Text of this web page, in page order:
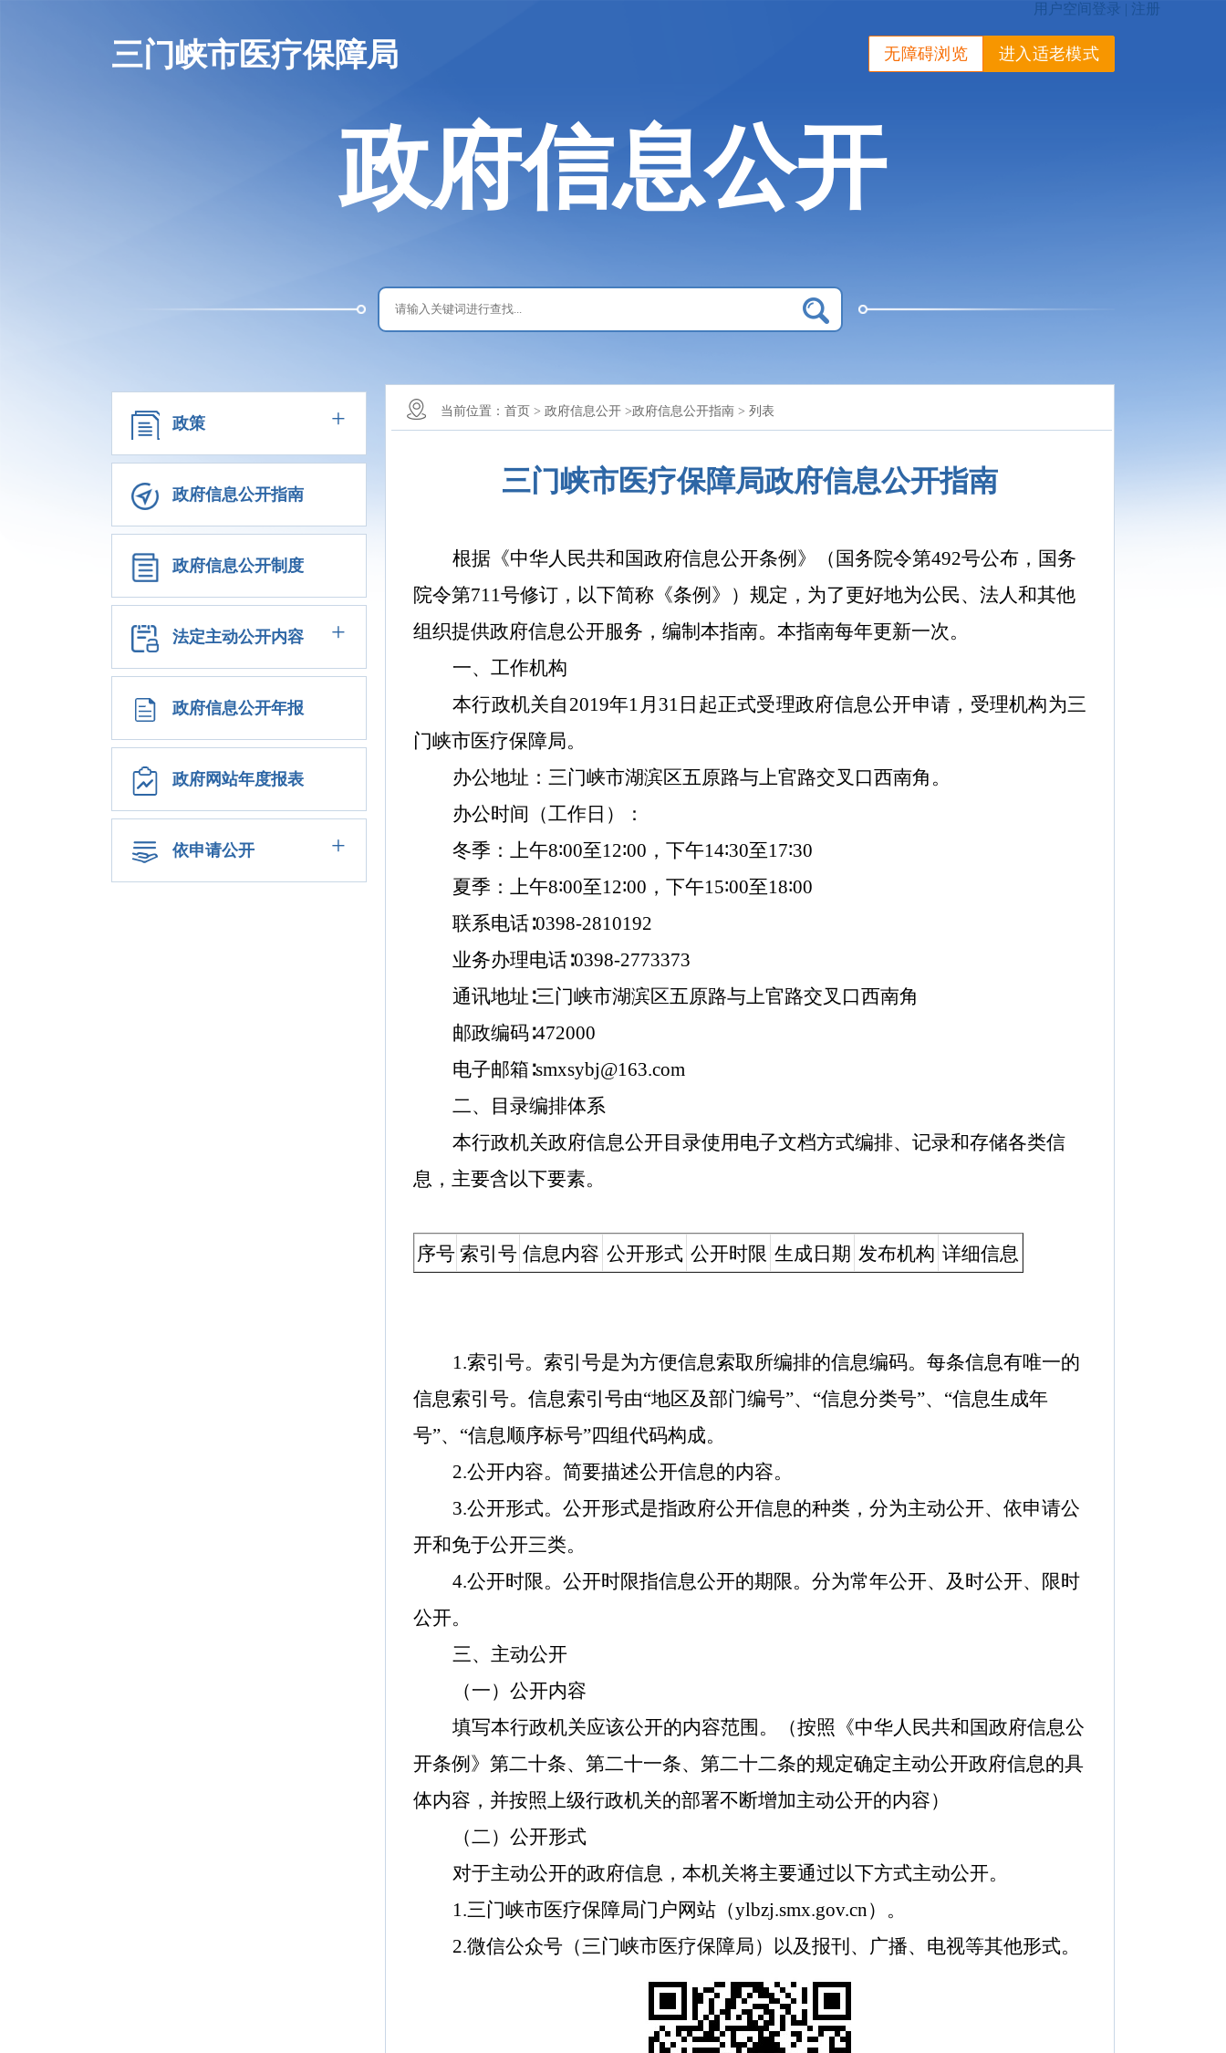
三门峡市医疗保障局 无障碍浏览 进入适老模式
政府信息公开
政策 +
政府信息公开指南
政府信息公开制度
法定主动公开内容 +
政府信息公开年报
政府网站年度报表
依申请公开 +
当前位置： 首页 > 政府信息公开 >政府信息公开指南 > 列表
三门峡市医疗保障局政府信息公开指南
根据《中华人民共和国政府信息公开条例》（国务院令第492号公布，国务
院令第711号修订，以下简称《条例》）规定，为了更好地为公民、法人和其他
组织提供政府信息公开服务，编制本指南。本指南每年更新一次。
一、工作机构
本行政机关自 2019年1 月 31 日起正式受理政府信息公开申请，受理机构为三
门峡市医疗保障局。
办公地址：三门峡市湖滨区五原路与上官路交叉口西南角。
办公时间（工作日）：
冬季：上午8∶00至12∶00 ，下午14∶30至17∶30
夏季：上午8∶00至12∶00 ，下午15∶00至18∶00
联系电话∶0398-2810192
业务办理电话∶0398-2773373
通讯地址 ∶三门峡市湖滨区五原路与上官路交叉口西南角
邮政编码 ∶472000
电子邮箱 ∶smxsybj@163.com
二、目录编排体系
本行政机关政府信息公开目录使用电子文档方式编排、记录和存储各类信
息，主要含以下要素。
序号 索引号 信息内容 公开形式 公开时限 生成日期 发布机构 详细信息
1.索引号。索引号是为方便信息索取所编排的信息编码。每条信息有唯一的
信息索引号。信息索引号由“地区及部门编号”、“信息分类号”、“信息生成年
号”、“信息顺序标号”四组代码构成。
2.公开内容。简要描述公开信息的内容。
3.公开形式。公开形式是指政府公开信息的种类，分为主动公开、依申请公
开和免于公开三类。
4.公开时限。公开时限指信息公开的期限。分为常年公开、及时公开、限时
公开。
三、主动公开
（一）公开内容
填写本行政机关应该公开的内容范围。（按照《中华人民共和国政府信息公
开条例》第二十条、第二十一条、第二十二条的规定确定主动公开政府信息的具
体内容，并按照上级行政机关的部署不断增加主动公开的内容）
（二）公开形式
对于主动公开的政府信息，本机关将主要通过以下方式主动公开。
1.三门峡市医疗保障局门户网站（ylbzj.smx.gov.cn）。
2.微信公众号（三门峡市医疗保障局）以及报刊、广播、电视等其他形式。